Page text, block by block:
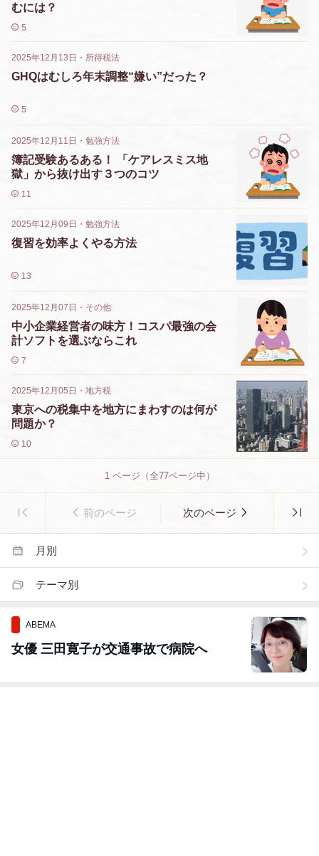
むには？
5
2025年12月13日 ・ 所得税法
GHQはむしろ年末調整“嫌い”だった？
5
2025年12月11日 ・ 勉強方法
簿記受験あるある！ 「ケアレスミス地
獄」から抜け出す３つのコツ
11
2025年12月09日 ・ 勉強方法
復習を効率よくやる方法
13
2025年12月07日 ・ その他
中小企業経営者の味方！コスパ最強の会
計ソフトを選ぶならこれ
7
2025年12月05日 ・ 地方税
東京への税集中を地方にまわすのは何が
問題か？
10
1ページ（全77ページ中）
前のページ 次のページ
月別
テーマ別
ABEMA
女優 三田寛子が交通事故で病院へ